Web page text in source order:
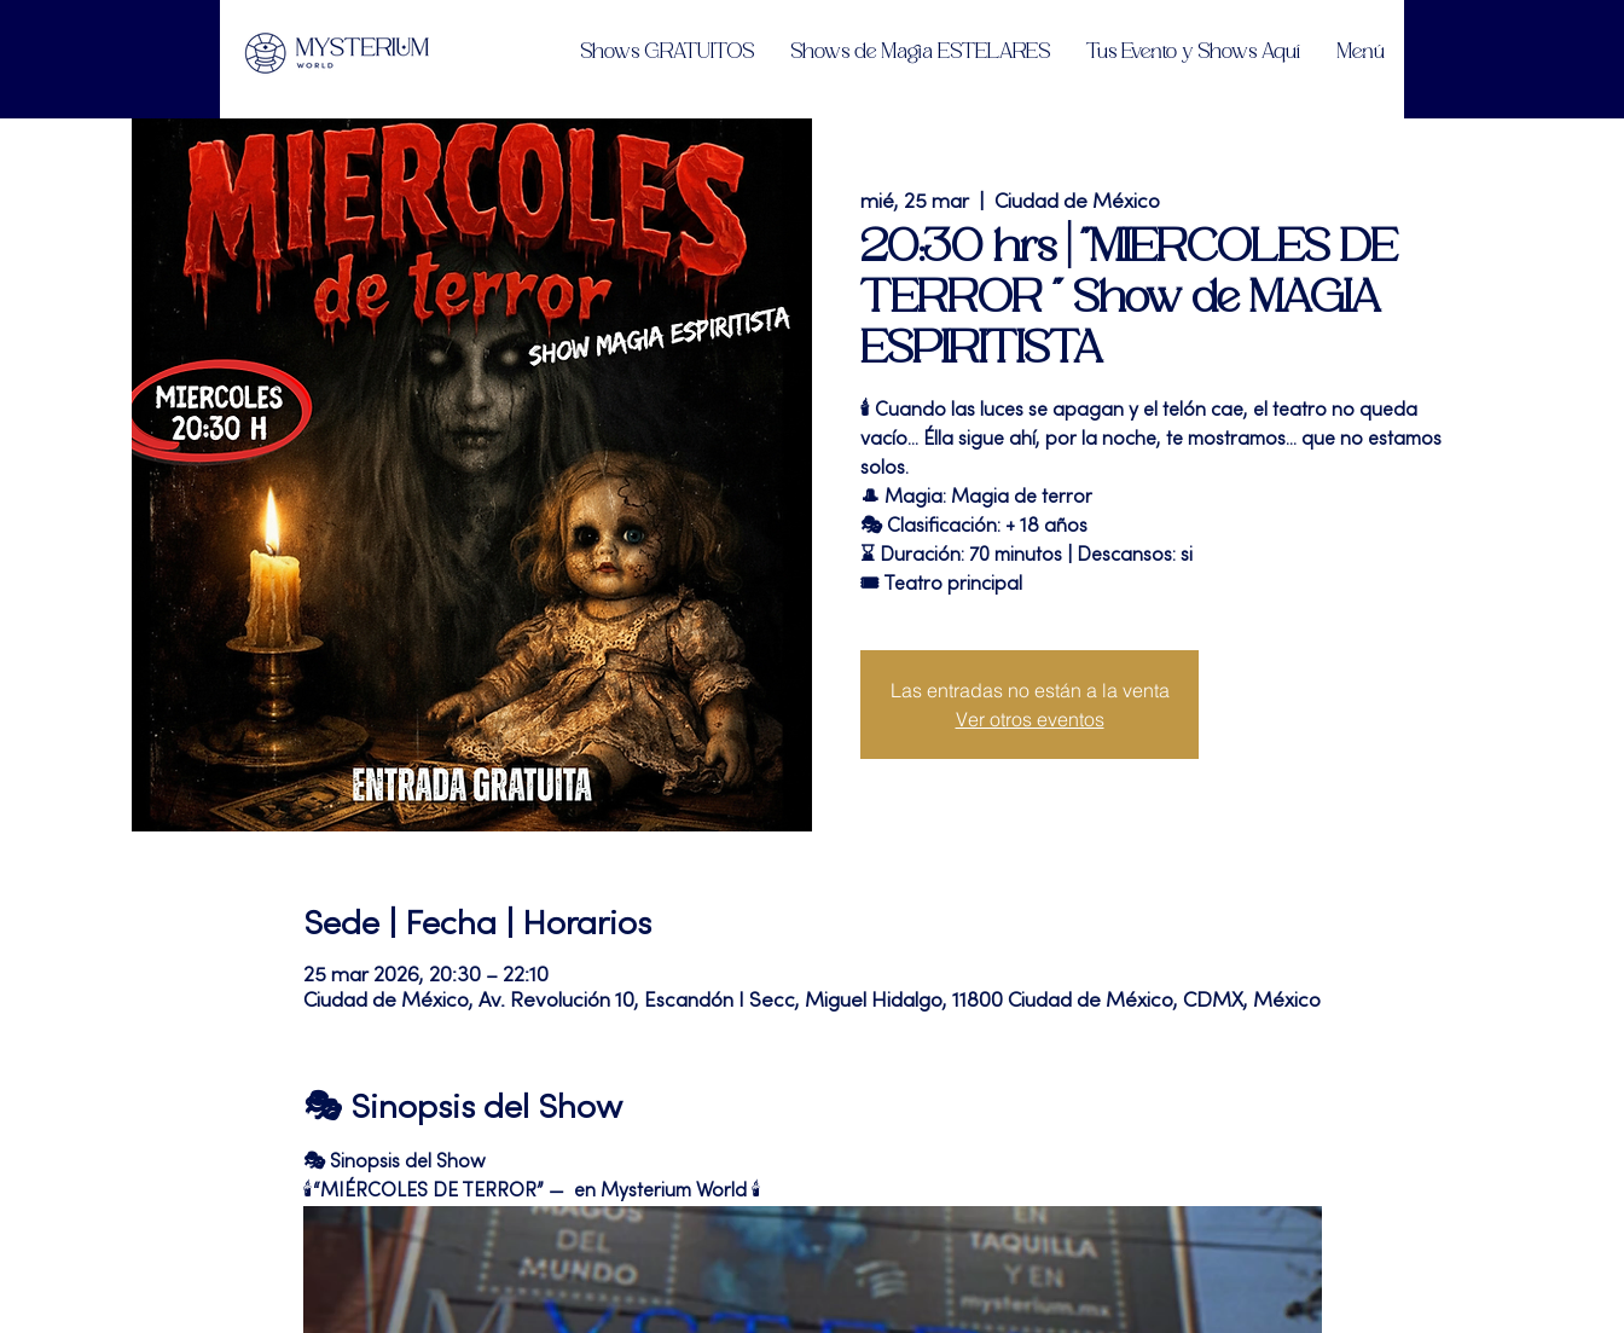
Shows GRATUITOS Shows de Magia ESTELARES Tus Evento y Shows Aquí Menú
mié, 25 mar
  |
Ciudad de México
20:30 hrs | "MIERCOLES DE
TERROR " Show de MAGIA
ESPIRITISTA
🕯️ Cuando las luces se apagan y el telón cae, el teatro no queda
vacío... Élla sigue ahí, por la noche, te mostramos... que no estamos
solos.
🎩 Magia: Magia de terror
🎭 Clasificación: + 18 años
⌛ Duración: 70 minutos | Descansos: si
🎟 Teatro principal
Las entradas no están a la venta
Ver otros eventos
Sede | Fecha | Horarios
25 mar 2026, 20:30 – 22:10
Ciudad de México, Av. Revolución 10, Escandón I Secc, Miguel Hidalgo, 11800 Ciudad de México, CDMX, México
🎭 Sinopsis del Show
🎭 Sinopsis del Show
🕯️“MIÉRCOLES DE TERROR” —  en Mysterium World 🕯️